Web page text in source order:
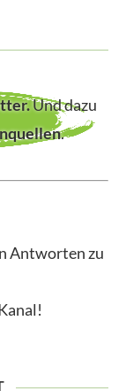
.Und dazu
.
Antworten zu